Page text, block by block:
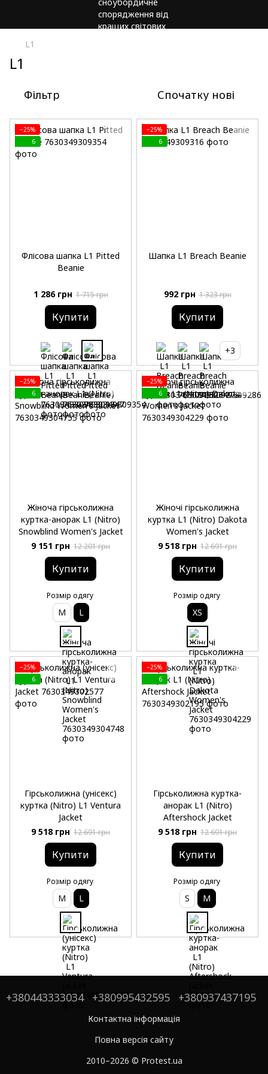
L1
L1
Фільтр Спочатку нові
−25%
6
Флісова шапка L1 Pitted
Beanie
1 286 грн 1 715 грн
Купити
−25%
6
Шапка L1 Breach Beanie
992 грн 1 323 грн
Купити
+3
−25%
6
Жіноча гірськолижна
куртка-анорак L1 (Nitro)
Snowblind Women's Jacket
9 151 грн 12 201 грн
Купити
Розмір одягу
M L
−25%
6
Жіночі гірськолижна
куртка L1 (Nitro) Dakota
Women's Jacket
9 518 грн 12 691 грн
Купити
Розмір одягу
XS
−25%
6
Гірськолижна (унісекс)
куртка (Nitro) L1 Ventura
Jacket
9 518 грн 12 691 грн
Купити
Розмір одягу
M L
−25%
6
Гірськолижна куртка-
анорак L1 (Nitro)
Aftershock Jacket
9 518 грн 12 691 грн
Купити
Розмір одягу
S M
+380443333034 +380995432595 +380937437195
Контактна інформація
Повна версія сайту
2010–2026 © Protest.ua